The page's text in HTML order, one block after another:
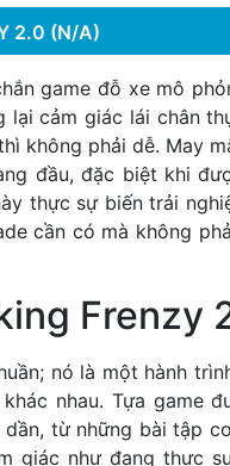
2.0 (N/A)
game đỗ xe mô
lại cảm giác lái chân
không phải dễ. May
đầu, đặc biệt khi
thực sự biến trải
cần có mà không
Frenzy
nó là một hành
nhau. Tựa game
từ những bài tập
giác như đang thực